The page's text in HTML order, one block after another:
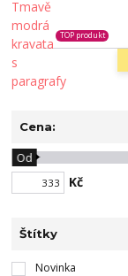
TOP produkt
Cena:
Kč
Od
Štítky
Novinka